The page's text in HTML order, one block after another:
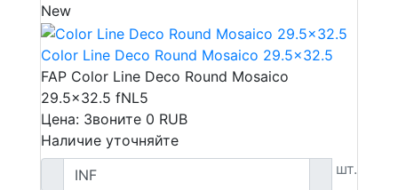
New
Color Line Deco Round Mosaico 29.5x32.5
FAP Color Line Deco Round Mosaico
29.5x32.5 fNL5
Цена: Звоните 0 RUB
Наличие уточняйте
шт.